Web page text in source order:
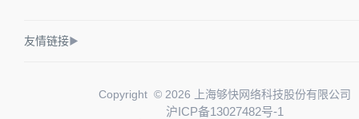
友情链接▶
Copyright © 2026 上海够快网络科技股份有限公司
沪ICP备13027482号-1